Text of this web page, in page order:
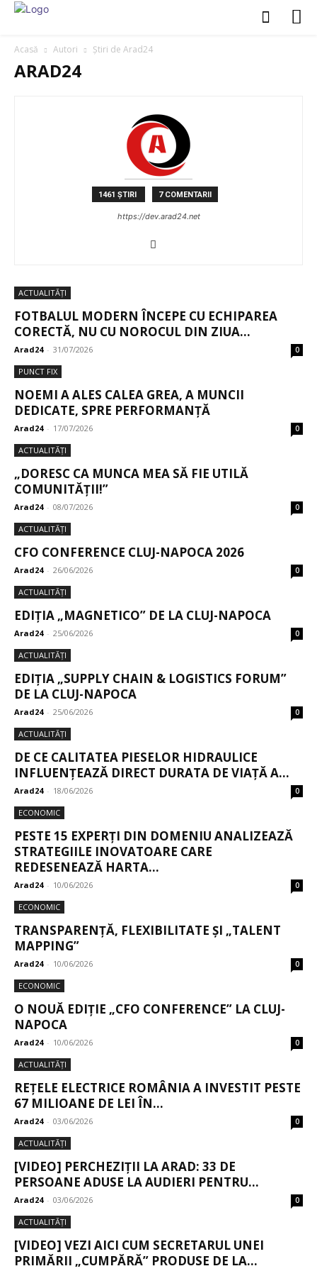
Acasă Autori Știri de Arad24
ARAD24
1461 ȘTIRI 7 COMENTARII
https://dev.arad24.net
ACTUALITĂȚI
FOTBALUL MODERN ÎNCEPE CU ECHIPAREA
CORECTĂ, NU CU NOROCUL DIN ZIUA...
Arad24 - 31/07/2026 0
PUNCT FIX
NOEMI A ALES CALEA GREA, A MUNCII
DEDICATE, SPRE PERFORMANȚĂ
Arad24 - 17/07/2026 0
ACTUALITĂȚI
„DORESC CA MUNCA MEA SĂ FIE UTILĂ
COMUNITĂȚII!”
Arad24 - 08/07/2026 0
ACTUALITĂȚI
CFO CONFERENCE CLUJ-NAPOCA 2026
Arad24 - 26/06/2026 0
ACTUALITĂȚI
EDIȚIA „MAGNETICO” DE LA CLUJ-NAPOCA
Arad24 - 25/06/2026 0
ACTUALITĂȚI
EDIȚIA „SUPPLY CHAIN & LOGISTICS FORUM”
DE LA CLUJ-NAPOCA
Arad24 - 25/06/2026 0
ACTUALITĂȚI
DE CE CALITATEA PIESELOR HIDRAULICE
INFLUENȚEAZĂ DIRECT DURATA DE VIAȚĂ A...
Arad24 - 18/06/2026 0
ECONOMIC
PESTE 15 EXPERȚI DIN DOMENIU ANALIZEAZĂ
STRATEGIILE INOVATOARE CARE
REDESENEAZĂ HARTA...
Arad24 - 10/06/2026 0
ECONOMIC
TRANSPARENȚĂ, FLEXIBILITATE ȘI „TALENT
MAPPING”
Arad24 - 10/06/2026 0
ECONOMIC
O NOUĂ EDIȚIE „CFO CONFERENCE” LA CLUJ-
NAPOCA
Arad24 - 10/06/2026 0
ACTUALITĂȚI
REȚELE ELECTRICE ROMÂNIA A INVESTIT PESTE
67 MILIOANE DE LEI ÎN...
Arad24 - 03/06/2026 0
ACTUALITĂȚI
[VIDEO] PERCHEZIȚII LA ARAD: 33 DE
PERSOANE ADUSE LA AUDIERI PENTRU...
Arad24 - 03/06/2026 0
ACTUALITĂȚI
[VIDEO] VEZI AICI CUM SECRETARUL UNEI
PRIMĂRII „CUMPĂRĂ” PRODUSE DE LA...